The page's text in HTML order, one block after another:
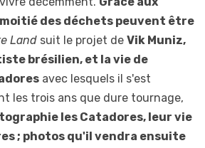
des déchets peuvent être
Land suit le projet de Vik Muniz,
brésilien, et la vie de
avec lesquels il s'est
les trois ans que dure tournage,
les Catadores, leur vie
; photos qu'il vendra ensuite